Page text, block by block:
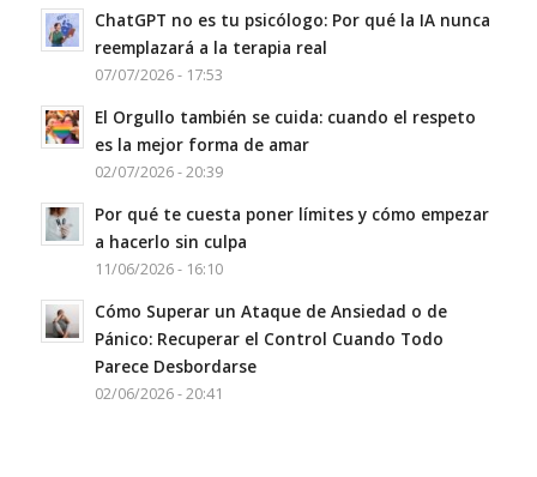
ChatGPT no es tu psicólogo: Por qué la IA nunca
reemplazará a la terapia real
07/07/2026 - 17:53
El Orgullo también se cuida: cuando el respeto
es la mejor forma de amar
02/07/2026 - 20:39
Por qué te cuesta poner límites y cómo empezar
a hacerlo sin culpa
11/06/2026 - 16:10
Cómo Superar un Ataque de Ansiedad o de
Pánico: Recuperar el Control Cuando Todo
Parece Desbordarse
02/06/2026 - 20:41